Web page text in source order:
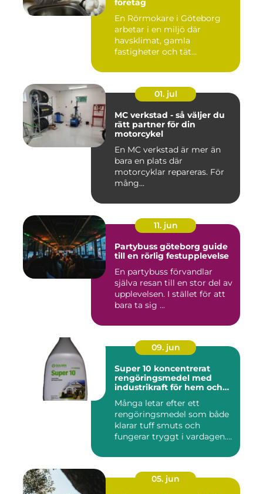
företag
En Rörmokare i Göteborg
arbetar i en miljö där
havsklimat, gamla
fastigheter och tät
01. jul
MC verkstad - så väljer du
rätt partner för din
motorcykel
En MC verkstad är mer än
bara en plats där
motorcyklar repareras. För
mång...
11. jun
Partybuss göteborg guide
till en rörlig festupplevelse
En partybuss förvandlar
själva resan till en stor del av
upplevelsen. I stället för att
bara ta sig ...
09. jun
Super 10 koncentrerat
rengöringsmedel med
industrikraft för hem och
Många letar efter ett
rengöringsmedel som både
klarar tuff smuts och
fungerar tryggt i vardagen.
05. jun